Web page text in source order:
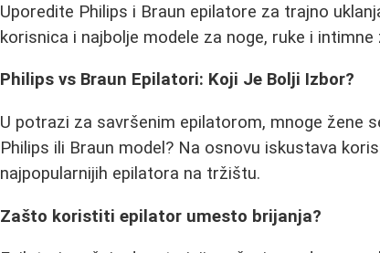
Uporedite Philips i Braun epilatore za trajno
korisnica i najbolje modele za noge, ruke i intimne
Philips vs Braun Epilatori: Koji Je Bolji Izbor?
U potrazi za savršenim epilatorom, mnoge žene
Philips ili Braun model? Na osnovu iskustava
najpopularnijih epilatora na tržištu.
Zašto koristiti epilator umesto brijanja?